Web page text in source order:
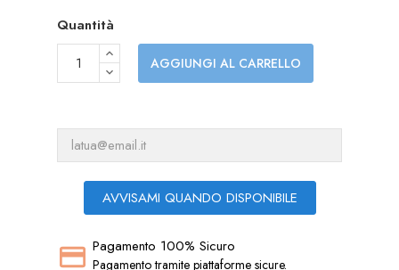
Quantità
AGGIUNGI AL CARRELLO
AVVISAMI QUANDO DISPONIBILE
Pagamento 100% Sicuro
Pagamento tramite piattaforme sicure.